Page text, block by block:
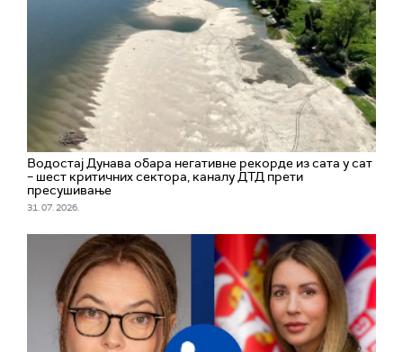
Водостај Дунава обара негативне рекорде из сата у сат
– шест критичних сектора, каналу ДТД прети
пресушивање
31. 07. 2026.